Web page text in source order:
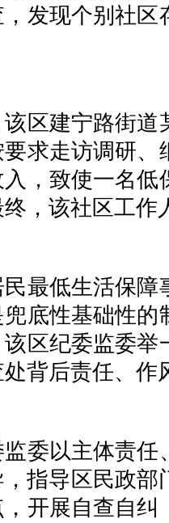
发现个别社
建宁路街道
求走访调研
入，致使一名
，该社区工作
低生活保障
底性基础性
区纪委监委
背后责任、作
以主体责任
，指导区民政
，开展自查自